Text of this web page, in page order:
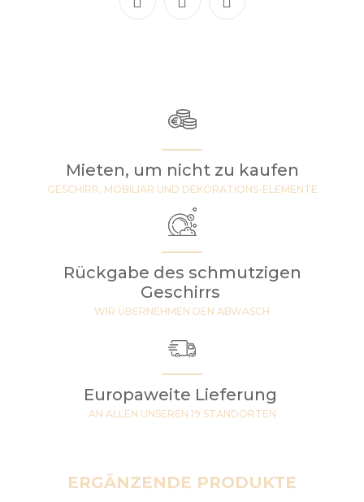
Mieten, um nicht zu kaufen
GESCHIRR, MOBILIAR UND DEKORATIONS-ELEMENTE
Rückgabe des schmutzigen
Geschirrs
WIR ÜBERNEHMEN DEN ABWASCH
Europaweite Lieferung
AN ALLEN UNSEREN 19 STANDORTEN
ERGÄNZENDE PRODUKTE